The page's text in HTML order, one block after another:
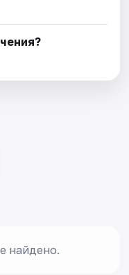
найдено.